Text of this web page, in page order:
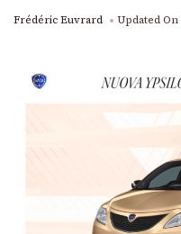
Frédéric Euvrard Updated On